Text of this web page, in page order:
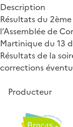
Description
Résultats du
l’Assemblée de
Martinique du 13
Résultats de la
corrections
Producteur